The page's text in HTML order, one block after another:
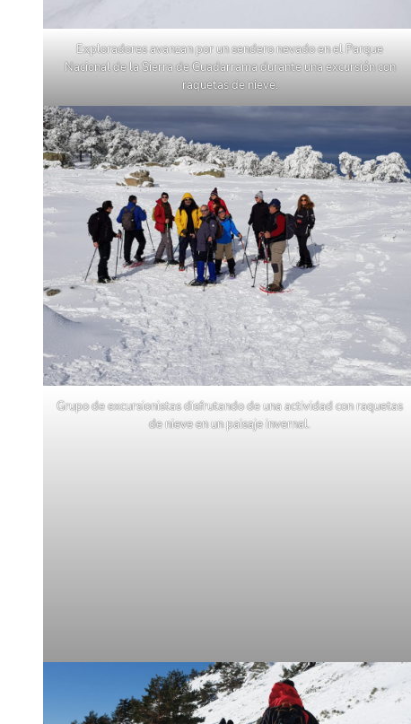
Exploradores avanzan por un sendero nevado en el Parque
Nacional de la Sierra de Guadarrama durante una excursión con
raquetas de nieve.
Grupo de excursionistas disfrutando de una actividad con raquetas
de nieve en un paisaje invernal.